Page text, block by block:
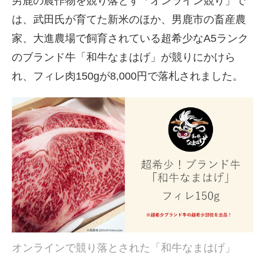
は、武田氏が育てた新米のほか、男鹿市の畜産農
家、大進農場で飼育されている超希少なA5ランク
のブランド牛「和牛なまはげ」が競りにかけら
れ、フィレ肉150gが8,000円で落札されました。
オンラインで競り落とされた「和牛なまはげ」